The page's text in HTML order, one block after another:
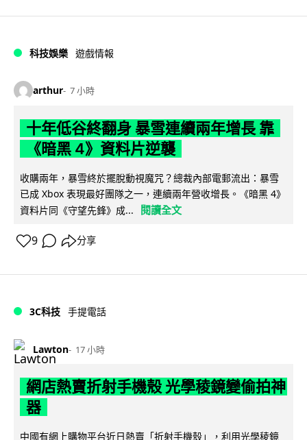
科技娛樂 遊戲情報
arthur 7 小時
十年低谷終翻身 暴雪連續兩年增長 靠
《暗黑 4》資料片逆襲
收購兩年，暴雪終於擺脫動視魔咒？總裁內部電郵流出：暴雪
已成 Xbox 表現最好團隊之一，連續兩年營收增長。《暗黑 4》
資料片同《守望先鋒》成...
閱讀全文
9 分享
3C科技 手提電話
Lawton 17 小時
網店熱賣折射手機殼 光學稜鏡變偷拍神
器
中國有網上購物平台近日熱賣「折射手機殼」，利用光學稜鏡